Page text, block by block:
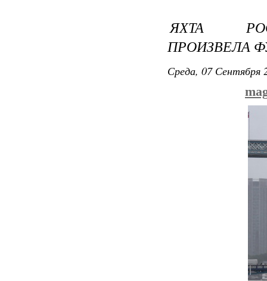
ЯХТА
ПРОИЗВЕЛА
Среда, 07 Сентября